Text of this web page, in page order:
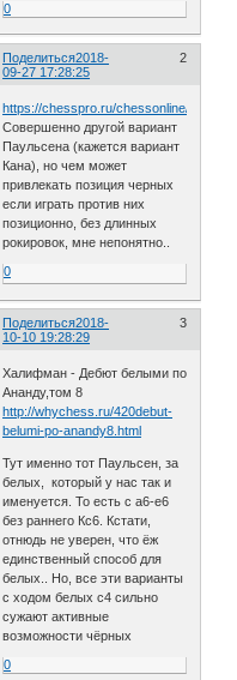
0
Поделиться 2
2018-
09-27 17:28:25
https://chesspro.ru/chessonline/app2/
Совершенно другой вариант
Паульсена (кажется вариант
Кана), но чем может
привлекать позиция черных
если играть против них
позиционно, без длинных
рокировок, мне непонятно..
0
Поделиться 3
2018-
10-10 19:28:29
Халифман - Дебют белыми по
Ананду,том 8
http://whychess.ru/420debut-
belumi-po-anandy8.html
Тут именно тот Паульсен, за
белых, который у нас так и
именуется. То есть с а6-e6
без раннего Кс6. Кстати,
отнюдь не уверен, что ёж
единственный способ для
белых.. Но, все эти варианты
с ходом белых с4 сильно
сужают активные
возможности чёрных
0